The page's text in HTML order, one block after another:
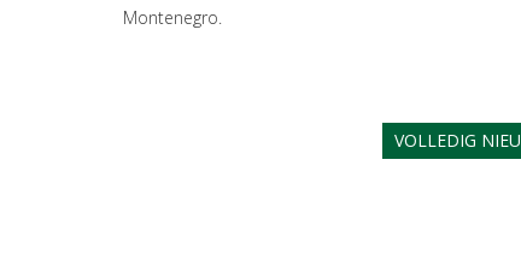
Montenegro.
VOLLEDIG